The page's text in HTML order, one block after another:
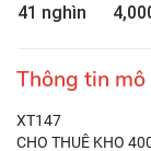
41 nghìn
Thông tin mô
XT147
CHO THUÊ KHO